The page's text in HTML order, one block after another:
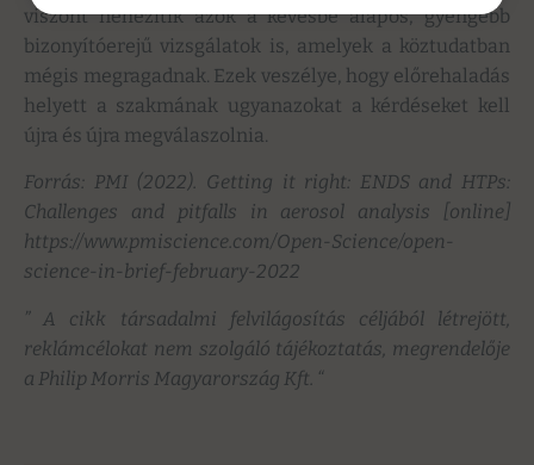
viszont nehezítik azok a kevésbé alapos, gyengébb
bizonyítóerejű vizsgálatok is, amelyek a köztudatban
mégis megragadnak. Ezek veszélye, hogy előrehaladás
helyett a szakmának ugyanazokat a kérdéseket kell
újra és újra megválaszolnia.
Forrás: PMI (2022). Getting it right: ENDS and HTPs:
Challenges and pitfalls in aerosol analysis [online]
https://www.pmiscience.com/Open-Science/open-
science-in-brief-february-2022
” A cikk társadalmi felvilágosítás céljából létrejött,
reklámcélokat nem szolgáló tájékoztatás, megrendelője
a Philip Morris Magyarország Kft. “